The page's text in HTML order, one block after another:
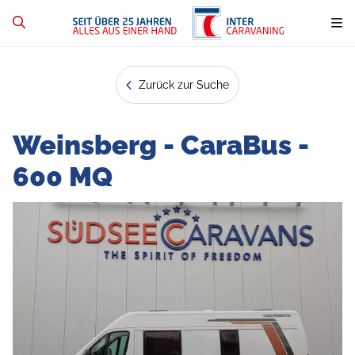
Zurück zur Suche
Weinsberg - CaraBus -
600 MQ